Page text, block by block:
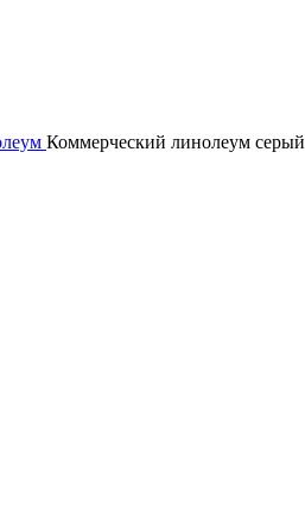
Коммерческий линолеум серый